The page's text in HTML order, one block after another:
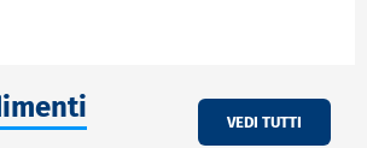
VEDI TUTTI